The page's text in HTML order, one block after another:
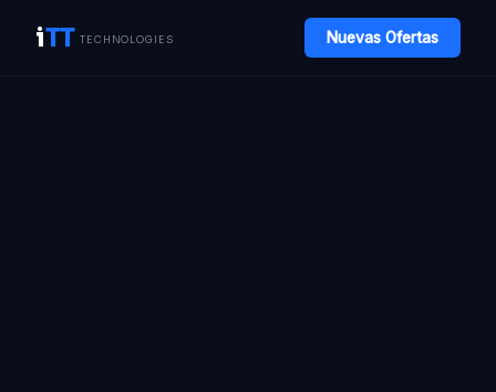
iTT TECHNOLOGIES Nuevas Ofertas